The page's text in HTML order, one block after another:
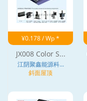
¥0.178 / Wp *
JX008 Color S...
江阴聚鑫能源科...
斜面屋顶